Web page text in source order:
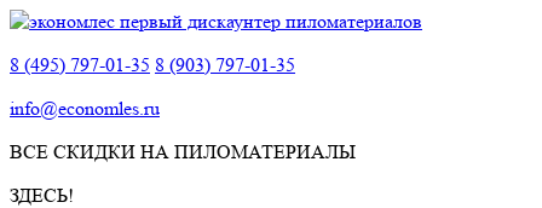
8 (495) 797-01-35 8 (903) 797-01-35
info@economles.ru
ВСЕ СКИДКИ НА ПИЛОМАТЕРИАЛЫ
ЗДЕСЬ!